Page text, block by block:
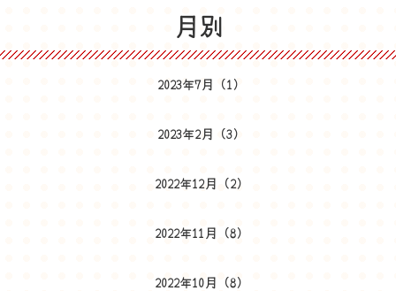
月別
2023年7月 (1)
2023年2月 (3)
2022年12月 (2)
2022年11月 (8)
2022年10月 (8)